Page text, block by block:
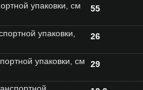
упаковки, см 55
упаковки,
26
упаковки, см 29